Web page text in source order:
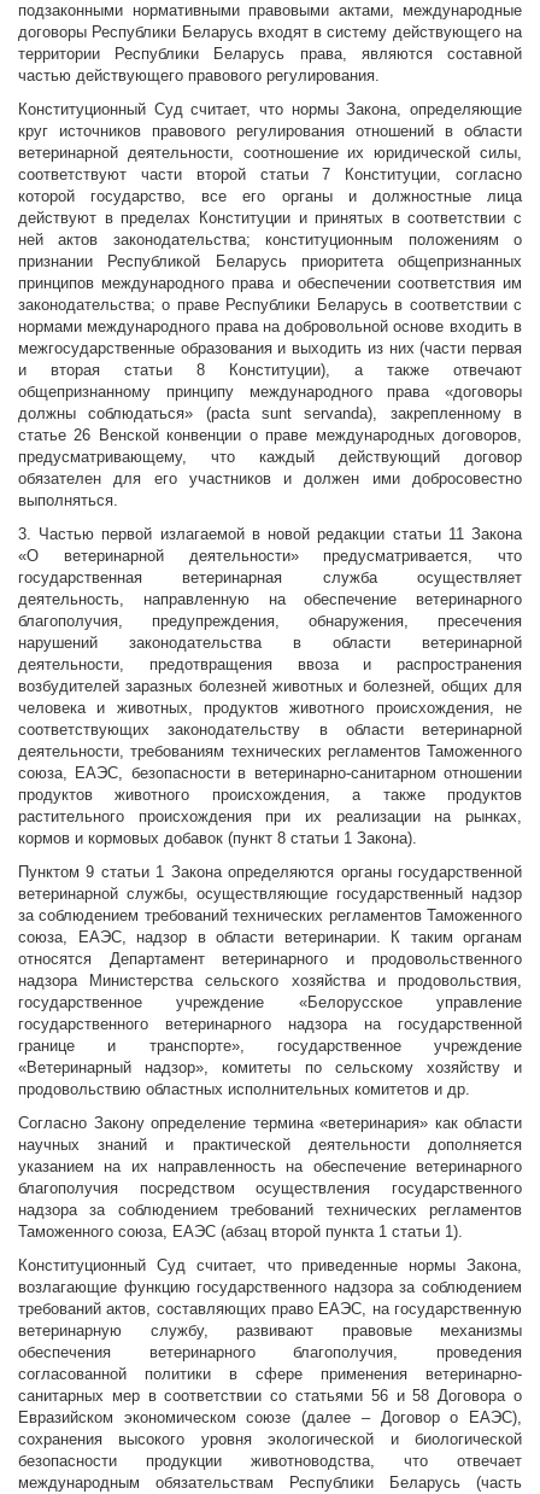
подзаконными нормативными правовыми актами, международные
договоры Республики Беларусь входят в систему действующего на
территории Республики Беларусь права, являются составной
частью действующего правового регулирования.
Конституционный Суд считает, что нормы Закона, определяющие
круг источников правового регулирования отношений в области
ветеринарной деятельности, соотношение их юридической силы,
соответствуют части второй статьи 7 Конституции, согласно
которой государство, все его органы и должностные лица
действуют в пределах Конституции и принятых в соответствии с
ней актов законодательства; конституционным положениям о
признании Республикой Беларусь приоритета общепризнанных
принципов международного права и обеспечении соответствия им
законодательства; о праве Республики Беларусь в соответствии с
нормами международного права на добровольной основе входить в
межгосударственные образования и выходить из них (части первая
и вторая статьи 8 Конституции), а также отвечают
общепризнанному принципу международного права «договоры
должны соблюдаться» (pacta sunt servanda), закрепленному в
статье 26 Венской конвенции о праве международных договоров,
предусматривающему, что каждый действующий договор
обязателен для его участников и должен ими добросовестно
выполняться.
3. Частью первой излагаемой в новой редакции статьи 11 Закона
«О ветеринарной деятельности» предусматривается, что
государственная ветеринарная служба осуществляет
деятельность, направленную на обеспечение ветеринарного
благополучия, предупреждения, обнаружения, пресечения
нарушений законодательства в области ветеринарной
деятельности, предотвращения ввоза и распространения
возбудителей заразных болезней животных и болезней, общих для
человека и животных, продуктов животного происхождения, не
соответствующих законодательству в области ветеринарной
деятельности, требованиям технических регламентов Таможенного
союза, ЕАЭС, безопасности в ветеринарно-санитарном отношении
продуктов животного происхождения, а также продуктов
растительного происхождения при их реализации на рынках,
кормов и кормовых добавок (пункт 8 статьи 1 Закона).
Пунктом 9 статьи 1 Закона определяются органы государственной
ветеринарной службы, осуществляющие государственный надзор
за соблюдением требований технических регламентов Таможенного
союза, ЕАЭС, надзор в области ветеринарии. К таким органам
относятся Департамент ветеринарного и продовольственного
надзора Министерства сельского хозяйства и продовольствия,
государственное учреждение «Белорусское управление
государственного ветеринарного надзора на государственной
границе и транспорте», государственное учреждение
«Ветеринарный надзор», комитеты по сельскому хозяйству и
продовольствию областных исполнительных комитетов и др.
Согласно Закону определение термина «ветеринария» как области
научных знаний и практической деятельности дополняется
указанием на их направленность на обеспечение ветеринарного
благополучия посредством осуществления государственного
надзора за соблюдением требований технических регламентов
Таможенного союза, ЕАЭС (абзац второй пункта 1 статьи 1).
Конституционный Суд считает, что приведенные нормы Закона,
возлагающие функцию государственного надзора за соблюдением
требований актов, составляющих право ЕАЭС, на государственную
ветеринарную службу, развивают правовые механизмы
обеспечения ветеринарного благополучия, проведения
согласованной политики в сфере применения ветеринарно-
санитарных мер в соответствии со статьями 56 и 58 Договора о
Евразийском экономическом союзе (далее – Договор о ЕАЭС),
сохранения высокого уровня экологической и биологической
безопасности продукции животноводства, что отвечает
международным обязательствам Республики Беларусь (часть